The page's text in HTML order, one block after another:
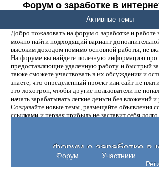
Форум о заработке в
денег.
Добро пожаловать на форум о заработке и работе
можно найти подходящий вариант
высоким доходом помимо основной работы, не
На форуме вы найдете полезную информацию про
предоставляющие удаленную работу и быстрый
также сможете участвовать в их обсуждении и
знаете, что определенный проект или сайт не
это лохотрон, чтобы другие пользователи не
начать зарабатывать легкие деньги без вложений
Создавайте новые темы, размещайте объявления
ссылками и первая прибыль не заставит себя
Форум о заработке в
Форум Участники
Активные темы